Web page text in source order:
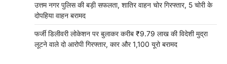
उत्तम नगर पुलिस की बड़ी सफलता, शातिर वाहन चोर गिरफ्तार, 5 चोरी के
दोपहिया वाहन बरामद
फर्जी डिलीवरी लोकेशन पर बुलाकर करीब ₹9.79 लाख की विदेशी मुद्रा
लूटने वाले दो आरोपी गिरफ्तार, कार और 1,100 यूरो बरामद